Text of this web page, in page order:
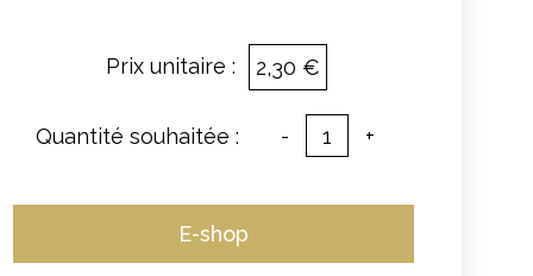
Prix unitaire : 2,30 €
Quantité souhaitée : - +
E-shop